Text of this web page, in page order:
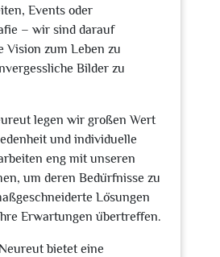
Events oder
– wir sind darauf
Vision zum Leben zu
Bilder zu
legen wir großen Wert
und individuelle
eng mit unseren
um deren Bedürfnisse zu
Lösungen
Erwartungen übertreffen.
bietet eine